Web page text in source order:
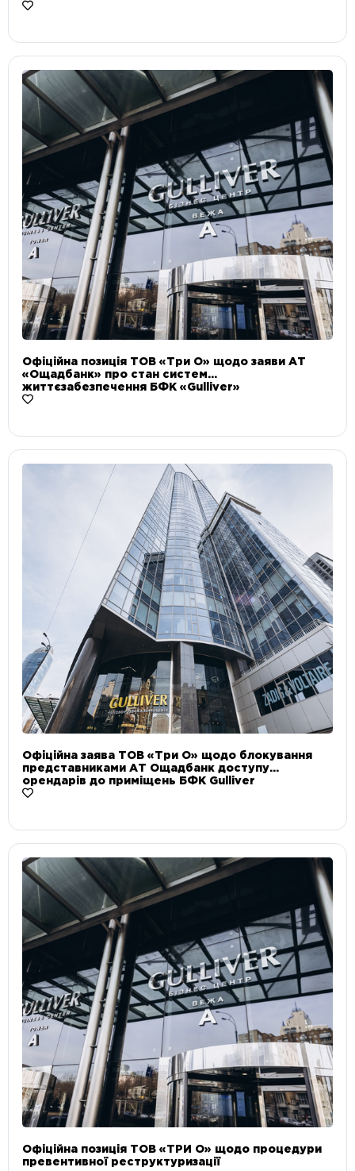
Офіційна позиція ТОВ «Три О» щодо заяви АТ
«Ощадбанк» про стан систем
життєзабезпечення БФК «Gulliver»
Офіційна заява ТОВ «Три О» щодо блокування
представниками АТ Ощадбанк доступу
орендарів до приміщень БФК Gulliver
Офіційна позиція ТОВ «ТРИ О» щодо процедури
превентивної реструктуризації